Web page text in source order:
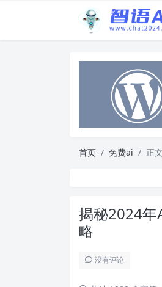
首页 免费ai 正文
揭秘2024年
略
没有评论